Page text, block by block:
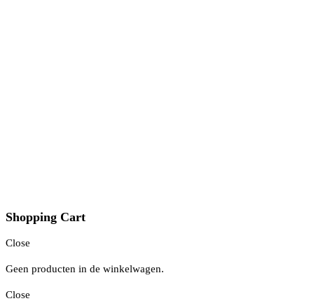
Shopping Cart
Close
Geen producten in de winkelwagen.
Close